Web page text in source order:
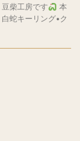
柴工房です
本
蛇キーリング•ク